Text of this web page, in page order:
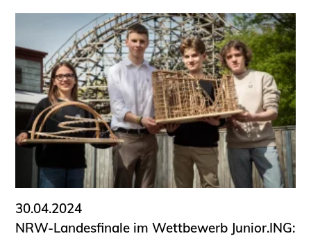
30.04.2024
NRW-Landesfinale im Wettbewerb Junior.ING: